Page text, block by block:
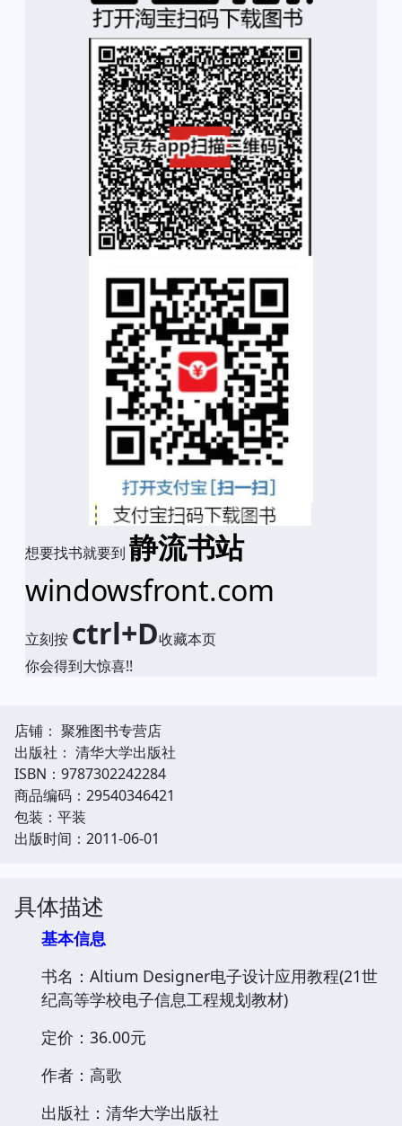
想要找书就要到 静流书站
windowsfront.com
立刻按 ctrl+D收藏本页
你会得到大惊喜!!
店铺： 聚雅图书专营店
出版社： 清华大学出版社
ISBN：9787302242284
商品编码：29540346421
包装：平装
出版时间：2011-06-01
具体描述
基本信息
书名：Altium Designer电子设计应用教程(21世
纪高等学校电子信息工程规划教材)
定价：36.00元
作者：高歌
出版社：清华大学出版社